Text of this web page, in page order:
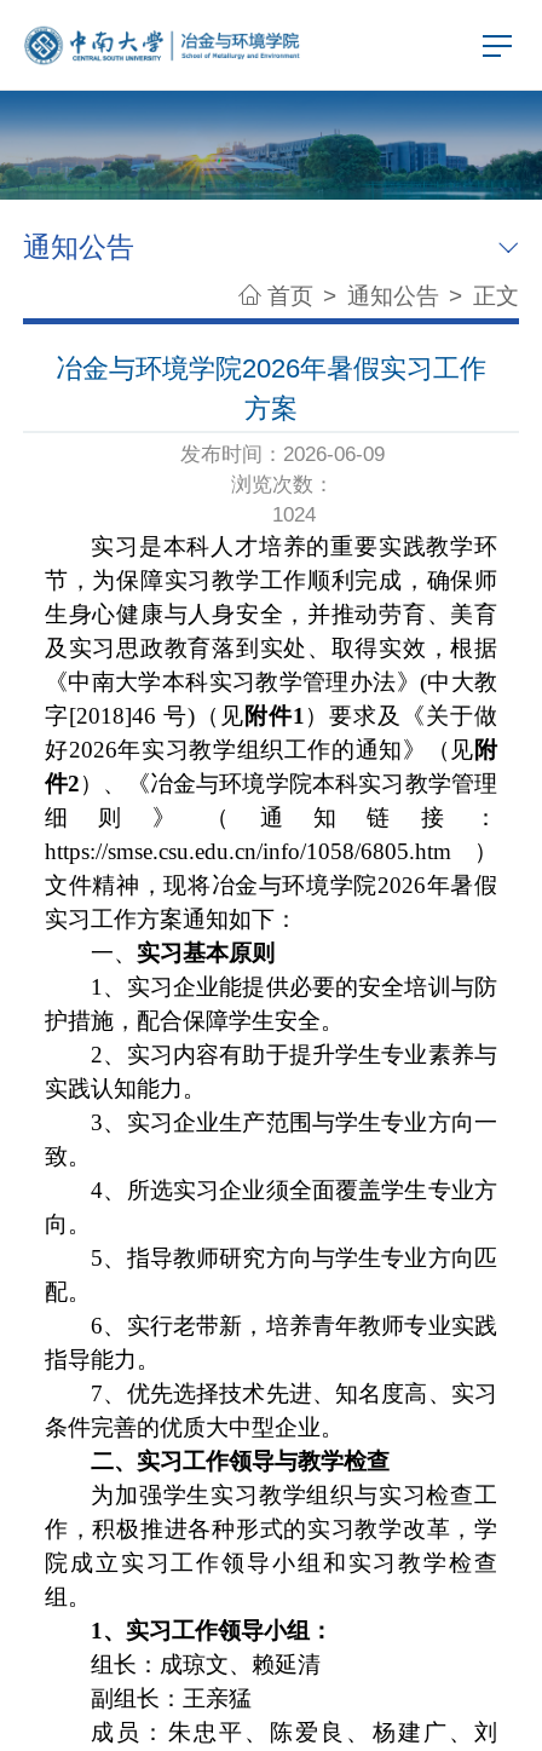
通知公告
首页 > 通知公告 > 正文
冶金与环境学院2026年暑假实习工作
方案
发布时间：2026-06-09
浏览次数：
1024
实习是本科人才培养的重要实践教学环
节，为保障实习教学工作顺利完成，确保师
生身心健康与人身安全，并推动劳育、美育
及实习思政教育落到实处、取得实效，根据
《中南大学本科实习教学管理办法》(中大教
字[2018]46 号)（见附件1 ）要求及《关于做
好2026年实习教学组织工作的通知》（见附
件2）、《冶金与环境学院本科实习教学管理
细则》（通知链接：
https://smse.csu.edu.cn/info/1058/6805.htm）
文件精神，现将冶金与环境学院2026年暑假
实习工作方案通知如下：
一、 实习基本原则
1、实习企业能提供必要的安全培训与防
护措施，配合保障学生安全。
2、实习内容有助于提升学生专业素养与
实践认知能力。
3、实习企业生产范围与学生专业方向一
致。
4、所选实习企业须全面覆盖学生专业方
向。
5、指导教师研究方向与学生专业方向匹
配。
6、实行老带新，培养青年教师专业实践
指导能力。
7、优先选择技术先进、知名度高、实习
条件完善的优质大中型企业。
二、实习工作领导与教学检查
为加强学生实习教学组织与实习检查工
作，积极推进各种形式的实习教学改革，学
院成立实习工作领导小组和实习教学检查
组。
1、实习工作领导小组：
组长：成琼文、赖延清
副组长：王亲猛
成员：朱忠平、陈爱良、杨建广、刘